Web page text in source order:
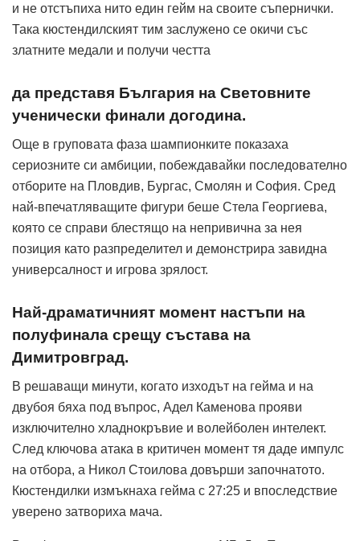
и не отстъпиха нито един гейм на своите съпернички.
Така кюстендилският тим заслужено се окичи със
златните медали и получи честта
да представя България на Световните
ученически финали догодина.
Още в груповата фаза шампионките показаха
сериозните си амбиции, побеждавайки последователно
отборите на Пловдив, Бургас, Смолян и София. Сред
най-впечатляващите фигури беше Стела Георгиева,
която се справи блестящо на непривична за нея
позиция като разпределител и демонстрира завидна
универсалност и игрова зрялост.
Най-драматичният момент настъпи на
полуфинала срещу състава на
Димитровград.
В решаващи минути, когато изходът на гейма и на
двубоя бяха под въпрос, Адел Каменова прояви
изключително хладнокръвие и волейболен интелект.
След ключова атака в критичен момент тя даде импулс
на отбора, а Никол Стоилова довърши започнатото.
Кюстендилки измъкнаха гейма с 27:25 и впоследствие
уверено затвориха мача.